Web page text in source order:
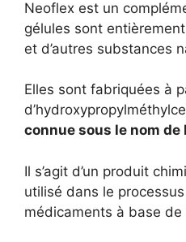
Neoflex est un
gélules sont
et d’autres substances
Elles sont fabriquées à
connue sous le nom de
Il s’agit d’un produit
utilisé dans le
médicaments à base de